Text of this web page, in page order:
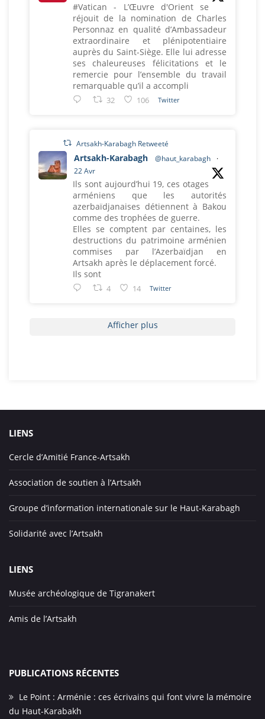
#Vatican - L’Œuvre d'Orient se
réjouit de la nomination de Charles
Personnaz en qualité d’Ambassadeur
extraordinaire et plénipotentiaire
auprès du Saint-Siège. Elle lui adresse
ses chaleureuses félicitations et le
remercie pour l’ensemble du travail
remarquable qu’il a accompli
32 106 Twitter
Artsakh-Karabagh Retweeté
Artsakh-Karabagh @haut_karabagh
·
22 Avr
Ils sont aujourd’hui 19, ces otages
arméniens que les autorités
azerbaïdjanaises détiennent à Bakou
comme des trophées de guerre.
Elles se comptent par centaines, les
destructions du patrimoine arménien
commises par l’Azerbaïdjan en
Artsakh après le déplacement forcé.
Ils sont
4 14 Twitter
Afficher plus
LIENS
Cercle d’Amitié France-Artsakh
Association de soutien à l’Artsakh
Groupe d’information internationale sur le Haut-Karabagh
Solidarité avec l’Artsakh
LIENS
Musée archéologique de Tigranakert
Amis de l’Artsakh
PUBLICATIONS RÉCENTES
Le Point : Arménie : ces écrivains qui font vivre la mémoire
du Haut-Karabakh